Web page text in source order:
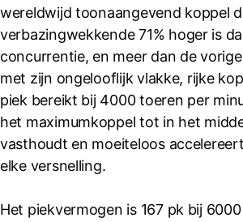
wereldwijd toonaangevend koppel
verbazingwekkende 71% hoger is
concurrentie, en meer dan de
met zijn ongelooflijk vlakke, rijke
piek bereikt bij 4000 toeren per
het maximumkoppel tot in het
vasthoudt en moeiteloos
elke versnelling.
Het piekvermogen is 167 pk bij